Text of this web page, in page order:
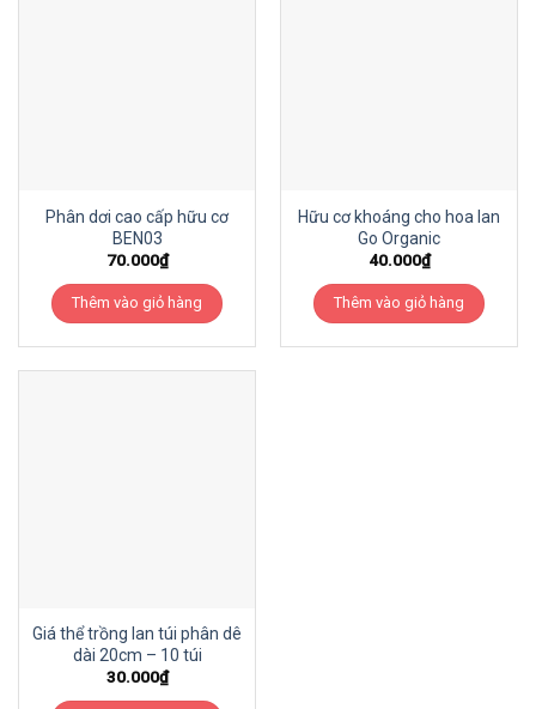
Phân dơi cao cấp hữu cơ
BEN03
70.000₫
Thêm vào giỏ hàng
Hữu cơ khoáng cho hoa lan
Go Organic
40.000₫
Thêm vào giỏ hàng
Giá thể trồng lan túi phân dê
dài 20cm – 10 túi
30.000₫